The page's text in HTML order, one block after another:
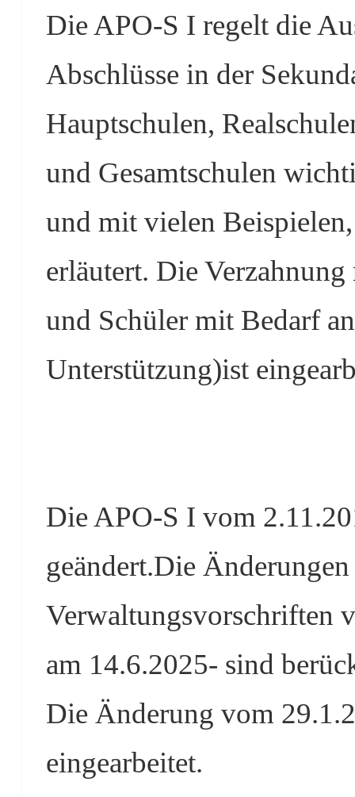
Die APO-S I regelt die
Abschlüsse in der
Hauptschulen,
und Gesamtschulen
und mit vielen
erläutert. Die
und Schüler mit Bedarf
Unterstützung)ist
Die APO-S I vom
geändert.Die
Verwaltungsvorschriften
am 14.6.2025- sind
Die Änderung vom
eingearbeitet.